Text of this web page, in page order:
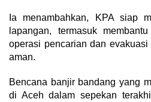
Ia menambahkan, KPA siap
lapangan, termasuk
operasi pencarian dan
aman.
Bencana banjir bandang yang
di Aceh dalam sepekan